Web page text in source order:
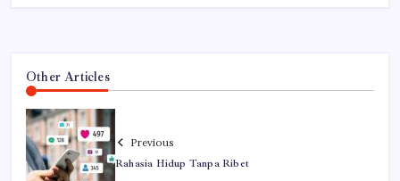
Other Articles
Previous
Rahasia Hidup Tanpa Ribet